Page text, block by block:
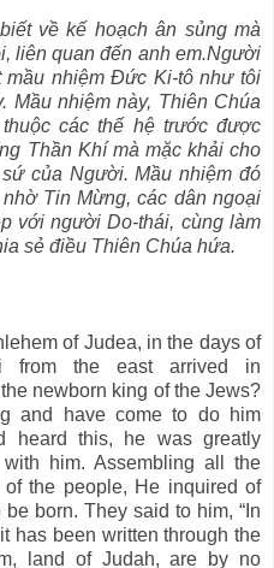
về kế hoạch ân sủng mà
liên quan đến anh em.Người
nhiệm Đức Ki-tô như tôi
Mầu nhiệm này, Thiên Chúa
các thế hệ trước được
Thần Khí mà mặc khải cho
của Người. Mầu nhiệm đó
Tin Mừng, các dân ngoại
với người Do-thái, cùng làm
sẻ điều Thiên Chúa hứa.
of Judea, in the days of
from the east arrived in
newborn king of the Jews?
and have come to do him
heard this, he was greatly
him. Assembling all the
the people, He inquired of
born. They said to him, “In
has been written through the
land of Judah, are by no